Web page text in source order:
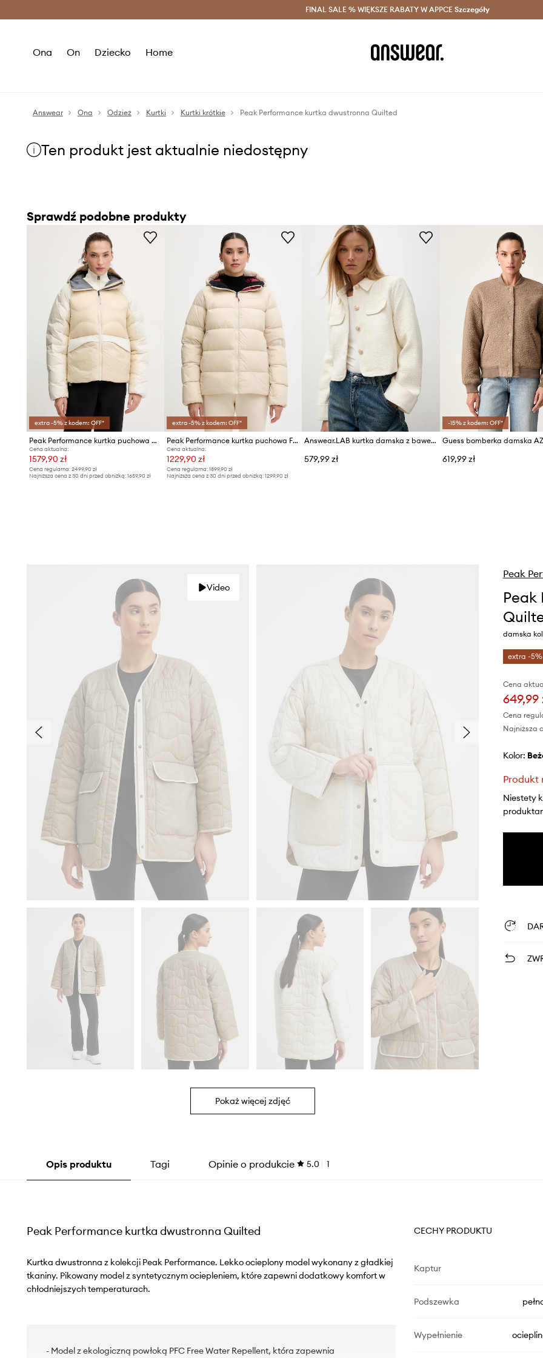
Oszczędzaj z Answear Club > Dostawa nawet w 24h >
FINAL SALE % WIĘKSZE RABATY W APPCE Szczegóły
Ona On Dziecko Home
Answear Ona Odzież Kurtki Kurtki krótkie Peak Performance kurtka dwustronna Quilted
Ten produkt jest aktualnie niedostępny
Sprawdź podobne produkty
extra -5% z kodem: OFF*
Peak Performance kurtka puchowa HELIUM
Cena aktualna:
1579,90 zł
Cena regularna: 2499,90 zł
Najniższa cena z 30 dni przed obniżką: 1659,90 zł
extra -5% z kodem: OFF*
Peak Performance kurtka puchowa Frost
Cena aktualna:
1229,90 zł
Cena regularna:1899,90 zł
Najniższa cena z 30 dni przed obniżką:1299,90 zł
Answear.LAB kurtka damska z bawełną
579,99 zł
-15% z kodem: OFF*
Guess bomberka damska
619,99 zł
Video
Pokaż więcej zdjęć
Peak
damska
extra -5%
Cena
649,99
Cena
Najniższa
Kolor:
Produkt
Niestety
Opis produktu Tagi Opinie o produkcie 5.0 1
Peak Performance kurtka dwustronna Quilted
Kurtka dwustronna z kolekcji Peak Performance. Lekko ocieplony model wykonany z gładkiej
tkaniny. Pikowany model z syntetycznym ociepleniem, które zapewni dodatkowy komfort w
chłodniejszych temperaturach.
- Model z ekologiczną powłoką PFC Free Water Repellent, która zapewnia
CECHY PRODUKTU
Kaptur
Podszewka
Wypełnienie